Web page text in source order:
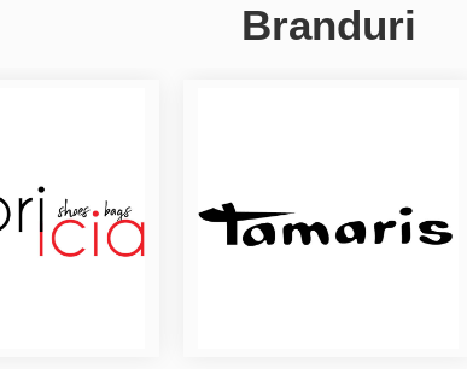
Branduri